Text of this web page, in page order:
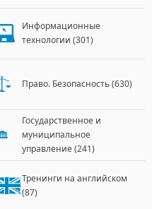
Информационные
технологии (301)
Право. Безопасность(630)
Государственное и
муниципальное
управление(241)
Тренинги на английском
(87)